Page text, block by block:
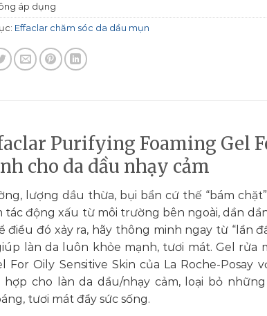
áp dụng
Effaclar chăm sóc da dầu mụn
Purifying Foaming Gel
cho da dầu nhạy cảm
lượng dầu thừa, bụi bẩn cứ thế “bám
động xấu từ môi trường bên ngoài, dần
đó xảy ra, hãy thông minh ngay từ “lần
làn da luôn khỏe mạnh, tươi mát. Gel rửa
Oily Sensitive Skin của La Roche-Posay
cho làn da dầu/nhạy cảm, loại bỏ
tươi mát đầy sức sống.